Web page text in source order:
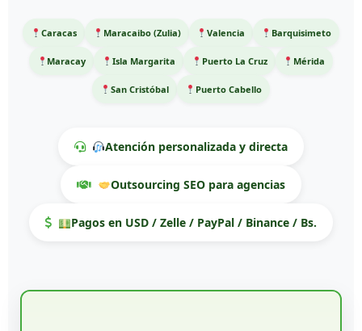
Caracas Maracaibo (Zulia) Valencia Barquisimeto
Maracay Isla Margarita Puerto La Cruz Mérida
San Cristóbal Puerto Cabello
Atención personalizada y directa
Outsourcing SEO para agencias
Pagos en USD / Zelle / PayPal / Binance / Bs.